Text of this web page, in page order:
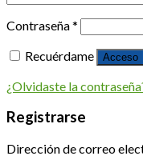
Contraseña*
Recuérdame
Acceso
¿Olvidaste la
Registrarse
Dirección de correo